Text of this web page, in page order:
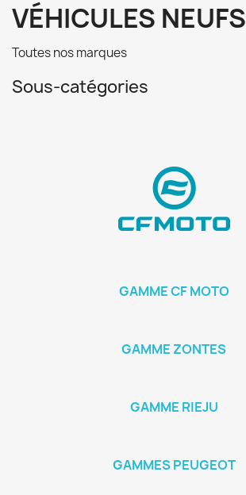
VÉHICULES NEUFS
Toutes nos marques
Sous-catégories
GAMME CF MOTO
GAMME ZONTES
GAMME RIEJU
GAMMES PEUGEOT